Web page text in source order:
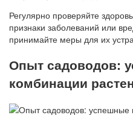
Регулярно проверяйте
признаки заболеваний или
принимайте меры для их
Опыт садоводов:
комбинации